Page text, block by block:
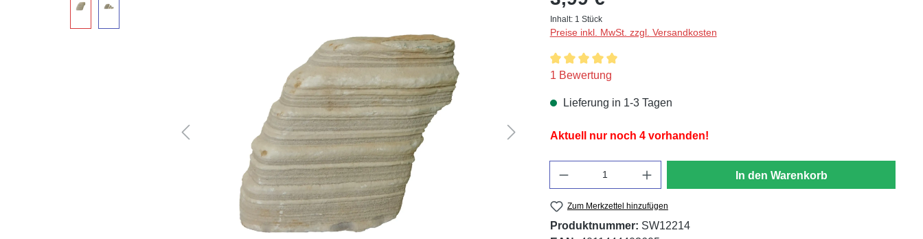
Inhalt: 1 Stück
Preise inkl. MwSt. zzgl. Versandkosten
Durchschnittliche Bewertung von 5 von 5 Sternen
1 Bewertung
Lieferung in 1-3 Tagen
Aktuell nur noch 4 vorhanden!
In den Warenkorb
Zum Merkzettel hinzufügen
Produktnummer: SW12214